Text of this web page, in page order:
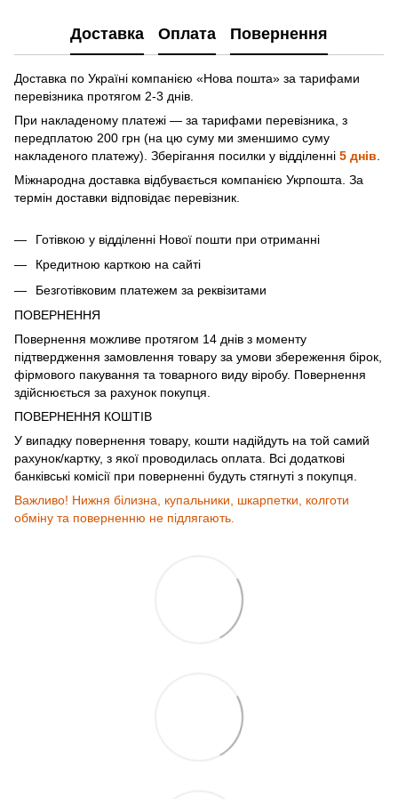
Доставка Оплата Повернення
Доставка по Україні компанією «Нова пошта» зa тарифами
перевізника протягом 2-3 днів.
При накладеному платежі — за тарифами перевізника, з
передплатою 200 грн (на цю суму ми зменшимо суму
накладеного платежу). Зберігання посилки у відділенні 5 днів
Міжнародна доставка відбувається компанією Укрпошта. За
термін доставки відповідає перевізник.
Готівкою у відділенні Нової пошти при отриманні
Кредитною карткою на сайті
Безготівковим платежем за реквізитами
ПОВЕРНЕННЯ
Повернення можливе протягом 14 днів з моменту
підтвердження замовлення товару за умови збереження бірок,
фірмового пакування та товарного виду віробу. Повернення
здійснюється за рахунок покупця.
ПОВЕРНЕННЯ КОШТІВ
У випадку повернення товару, кошти надійдуть на той самий
рахунок/картку, з якої проводилась оплата. Всі додаткові
банківські комісії при поверненні будуть стягнуті з покупця.
Важливо! Нижня білизна, купальники, шкарпетки, колготи
обміну та поверненню не підлягають.